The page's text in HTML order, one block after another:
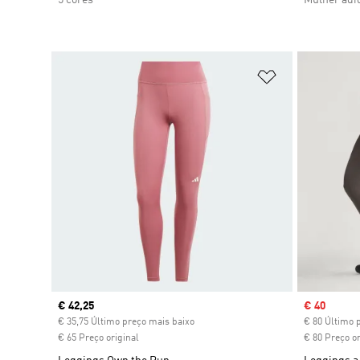
Adicionar à
Current price
€ 42,25
€ 35,75 Último preço mais baixo
€ 65 Preço original
Sale price
€ 40
€ 80 Último
€ 80 Preço